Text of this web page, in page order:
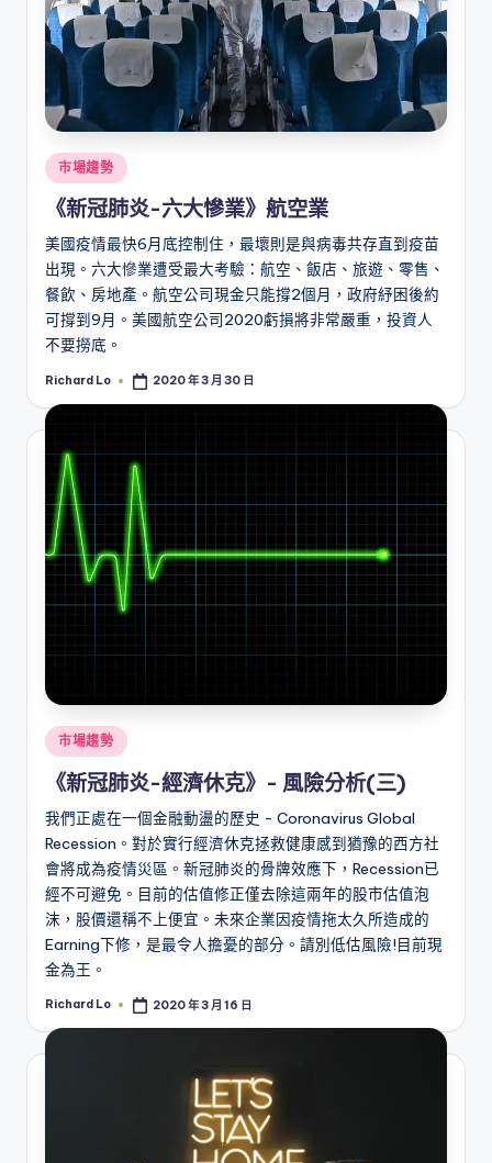
Posted
in
市場趨勢
《新冠肺炎-六大慘業》航空業
美國疫情最快6月底控制住，最壞則是與病毒共存直到疫苗
出現。六大慘業遭受最大考驗：航空、飯店、旅遊、零售、
餐飲、房地產。航空公司現金只能撐2個月，政府紓困後約
可撐到9月。美國航空公司2020虧損將非常嚴重，投資人
不要撈底。
Posted
Richard Lo 2020 年 3 月 30 日
Posted
in
市場趨勢
《新冠肺炎-經濟休克》- 風險分析(三)
我們正處在一個金融動盪的歷史 - Coronavirus Global
Recession。對於實行經濟休克拯救健康感到猶豫的西方社
會將成為疫情災區。新冠肺炎的骨牌效應下，Recession已
經不可避免。目前的估值修正僅去除這兩年的股市估值泡
沫，股價還稱不上便宜。未來企業因疫情拖太久所造成的
Earning下修，是最令人擔憂的部分。請別低估風險!目前現
金為王。
Posted
Richard Lo 2020 年 3 月 16 日